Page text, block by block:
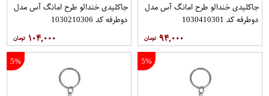
جاکلیدی خندالو طرح امانگ آس مدل
دوطرفه کد 1030410301
۹۴,۰۰۰
جاکلیدی خندالو طرح امانگ آس مدل
دوطرفه کد 1030210306
۱۰۴,۰۰۰
5%
5%